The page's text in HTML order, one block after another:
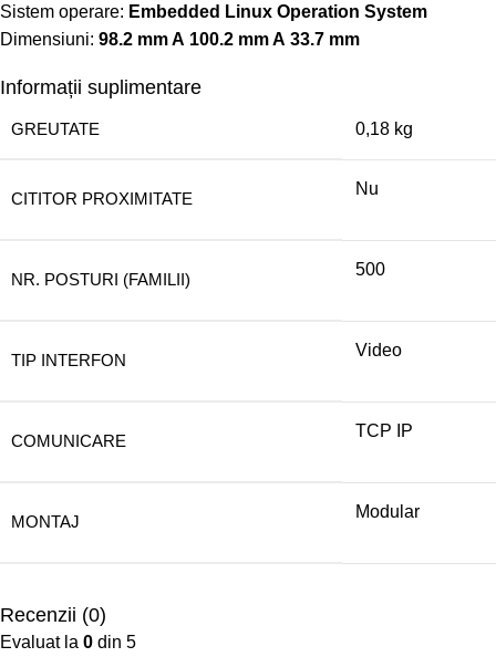
Sistem operare: Embedded Linux Operation System
Dimensiuni: 98.2 mm A 100.2 mm A 33.7 mm
Informații suplimentare
GREUTATE 0,18 kg
CITITOR PROXIMITATE
Nu
NR. POSTURI (FAMILII)
500
TIP INTERFON
Video
COMUNICARE
TCP IP
MONTAJ
Modular
Recenzii (0)
Evaluat la 0 din 5